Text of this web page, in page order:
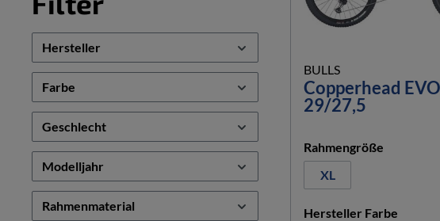
Hersteller
Farbe
Geschlecht
Modelljahr
Rahmenmaterial
BULLS
Copperhead
29/27,5
Rahmengröße
XL
Hersteller Farbe